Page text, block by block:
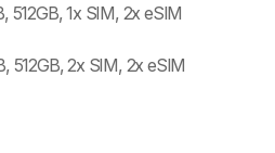
512GB, 1x SIM, 2x eSIM
512GB, 2x SIM, 2x eSIM